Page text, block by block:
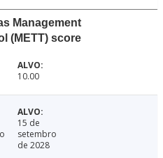
Management
(METT) score
10.00
15 de
setembro
de 2028